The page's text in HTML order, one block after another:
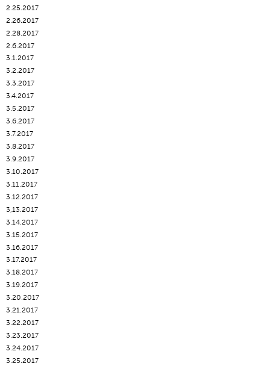
2.25.2017
2.26.2017
2.28.2017
2.6.2017
3.1.2017
3.2.2017
3.3.2017
3.4.2017
3.5.2017
3.6.2017
3.7.2017
3.8.2017
3.9.2017
3.10.2017
3.11.2017
3.12.2017
3,13.2017
3.14.2017
3.15.2017
3.16.2017
3.17.2017
3.18.2017
3.19.2017
3.20.2017
3.21.2017
3.22.2017
3.23.2017
3.24.2017
3.25.2017